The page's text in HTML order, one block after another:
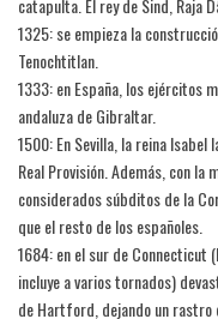
catapulta. El rey de Sind, Raja
1325: se empieza la
Tenochtitlan.
1333: en España, los ejércitos
andaluza de Gibraltar.
1500: En Sevilla, la reina
Real Provisión. Además, con la
considerados súbditos de la
que el resto de los españoles.
1684: en el sur de Connecticut
incluye a varios tornados)
de Hartford, dejando un rastro